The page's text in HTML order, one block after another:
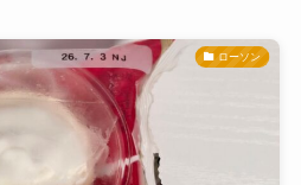
ローソン